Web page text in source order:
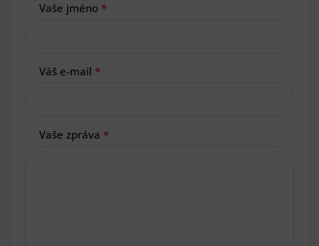
Vaše jméno *
Váš e-mail *
Vaše zpráva *